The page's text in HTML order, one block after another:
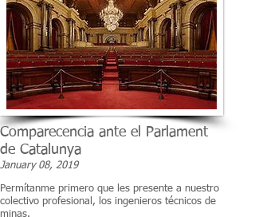
Comparecencia ante el Parlament
de Catalunya
January 08, 2019
Permítanme primero que les presente a nuestro
colectivo profesional, los ingenieros técnicos de
minas.